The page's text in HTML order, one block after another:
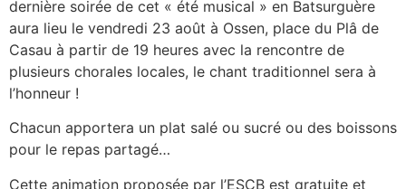
dernière soirée de cet « été musical » en Batsurguère
aura lieu le vendredi 23 août à Ossen, place du Plâ de
Casau à partir de 19 heures avec la rencontre de
plusieurs chorales locales, le chant traditionnel sera à
l’honneur !
Chacun apportera un plat salé ou sucré ou des boissons
pour le repas partagé…
Cette animation proposée par l’ESCB est gratuite et